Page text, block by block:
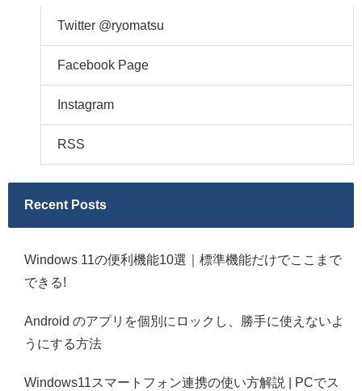
Twitter @ryomatsu
Facebook Page
Instagram
RSS
Recent Posts
Windows 11の便利機能10選｜標準機能だけでここまで
できる!
Android のアプリを個別にロックし、勝手に使えないよ
うにする方法
Windows11スマートフォン連携の使い方解説 | PCでス